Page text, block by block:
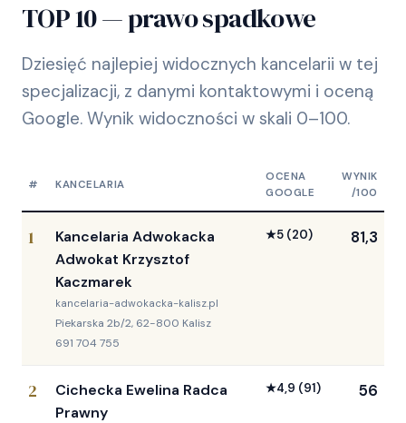
TOP 10 — prawo spadkowe
Dziesięć najlepiej widocznych kancelarii w tej
specjalizacji, z danymi kontaktowymi i oceną
Google. Wynik widoczności w skali 0–100.
# KANCELARIA
OCENA
GOOGLE
WYNIK
/100
1
Kancelaria Adwokacka
Adwokat Krzysztof
Kaczmarek
kancelaria-adwokacka-kalisz.pl
Piekarska 2b/2, 62-800 Kalisz
691 704 755
★5 (20) 81,3
2
Cichecka Ewelina Radca
Prawny
★4,9 (91) 56